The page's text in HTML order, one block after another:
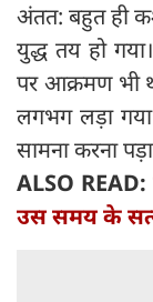
अंतत: बहुत ही
युद्ध तय हो
पर आक्रमण भी
लगभग लड़ा
सामना करना
ALSO READ:
उस समय के